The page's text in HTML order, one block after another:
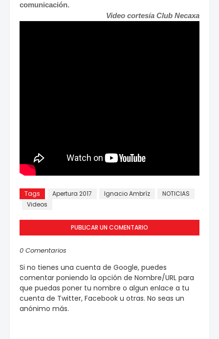
comunicación.
Video cortesía Club Necaxa
Tags Apertura 2017 Ignacio Ambríz
NOTICIAS
Videos
PUBLICAR UN COMENTARIO
0 Comentarios
Si no tienes una cuenta de Google, puedes
comentar poniendo la opción de Nombre/URL para
que puedas poner tu nombre o algun enlace a tu
cuenta de Twitter, Facebook u otras. No seas un
anónimo más.